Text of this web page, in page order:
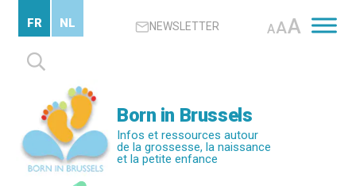
contenu
principal
NEWSLETTER AAA
Rechercher :
FR NL
Born in Brussels
Infos et ressources autour
de la grossesse, la naissance
et la petite enfance